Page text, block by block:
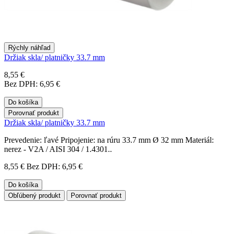
Rýchly náhľad
Držiak skla/ platničky 33.7 mm
8,55 €
Bez DPH: 6,95 €
Do košíka
Porovnať produkt
Držiak skla/ platničky 33.7 mm
Prevedenie: ľavé Pripojenie: na rúru 33.7 mm Ø 32 mm Materiál:
nerez - V2A / AISI 304 / 1.4301..
8,55 € Bez DPH: 6,95 €
Do košíka
Obľúbený produkt
Porovnať produkt